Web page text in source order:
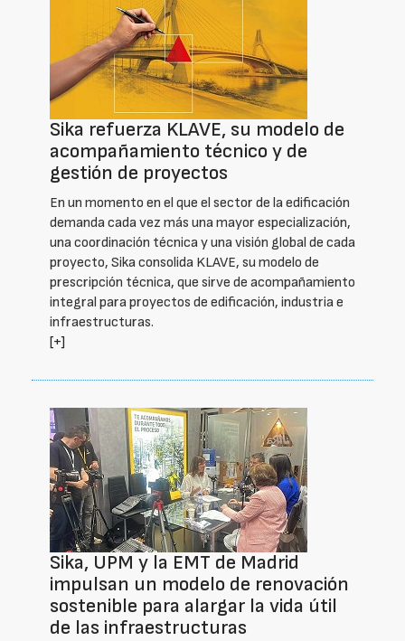
Sika refuerza KLAVE, su modelo de
acompañamiento técnico y de
gestión de proyectos
En un momento en el que el sector de la edificación
demanda cada vez más una mayor especialización,
una coordinación técnica y una visión global de cada
proyecto, Sika consolida KLAVE, su modelo de
prescripción técnica, que sirve de acompañamiento
integral para proyectos de edificación, industria e
infraestructuras.
[+]
Sika, UPM y la EMT de Madrid
impulsan un modelo de renovación
sostenible para alargar la vida útil
de las infraestructuras